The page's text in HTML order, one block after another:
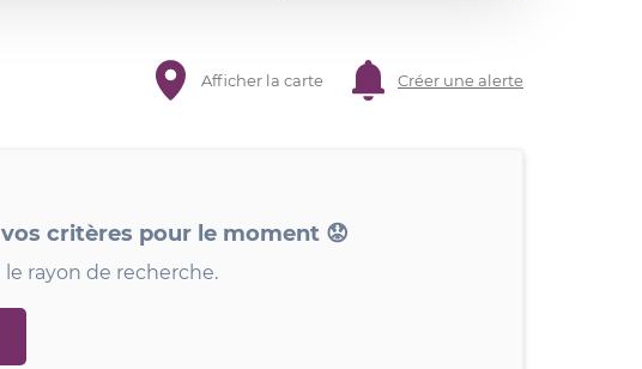
Afficher la carte Créer une alerte
critères pour le moment 😟
rayon de recherche.